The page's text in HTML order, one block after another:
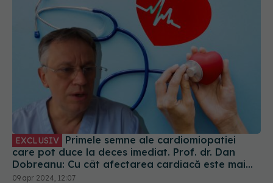
EXCLUSIV
care pot duce la deces imediat. Prof. dr. Dan
Dobreanu: Cu cât afectarea cardiacă este mai
severă, cu atât riscul grav crește
09 apr 2024, 12:07